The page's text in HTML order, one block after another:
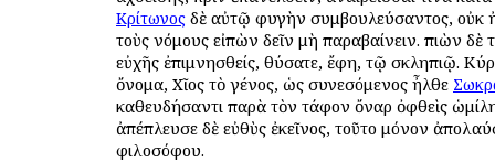
Κρίτωνος δὲ αὐτῷ φυγὴν συμβουλεύσαντος, οὐκ
τοὺς νόμους εἰπὼν δεῖν μὴ παραβαίνειν. πιὼν δὲ
εὐχῆς ἐπιμνησθείς, θύσατε, ἔφη, τῷ Ἀσκληπιῷ.
ὄνομα, Χῖος τὸ γένος, ὡς συνεσόμενος ἦλθε
καθευδήσαντι παρὰ τὸν τάφον ὄναρ ὀφθεὶς
ἀπέπλευσε δὲ εὐθὺς ἐκεῖνος, τοῦτο μόνον
φιλοσόφου.